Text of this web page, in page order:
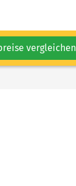
vergleichen